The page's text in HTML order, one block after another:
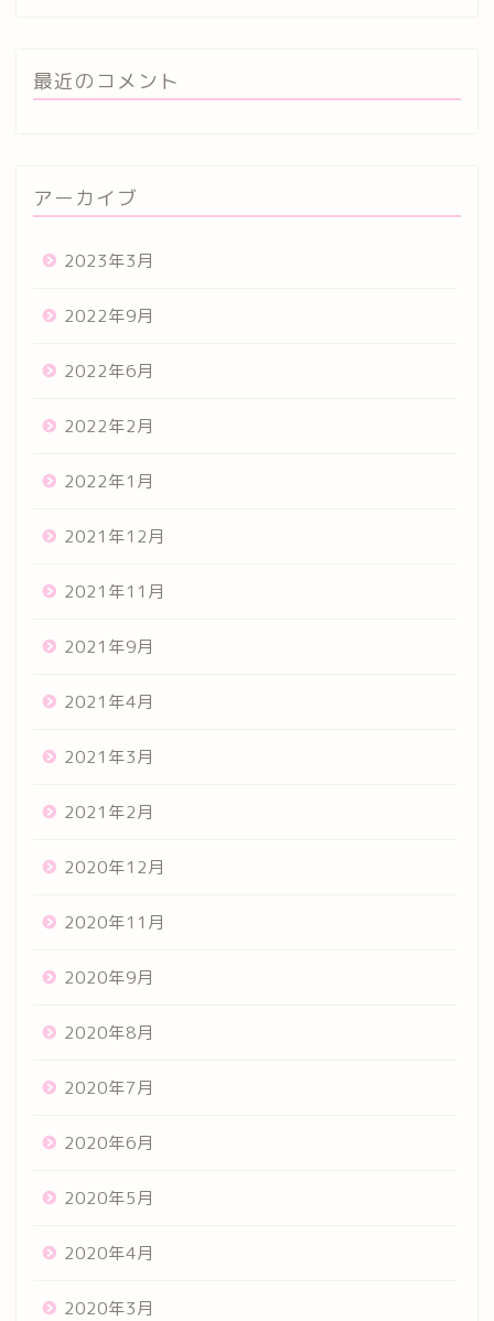
最近のコメント
アーカイブ
2023年3月
2022年9月
2022年6月
2022年2月
2022年1月
2021年12月
2021年11月
2021年9月
2021年4月
2021年3月
2021年2月
2020年12月
2020年11月
2020年9月
2020年8月
2020年7月
2020年6月
2020年5月
2020年4月
2020年3月